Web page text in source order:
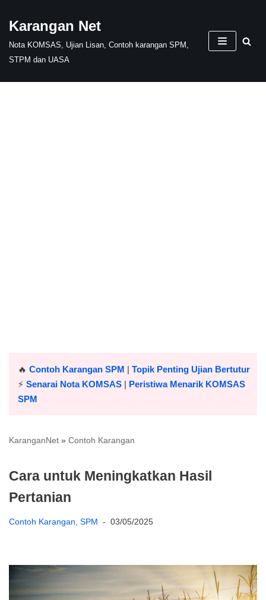
Skip
to
content
Karangan Net
Nota KOMSAS, Ujian Lisan, Contoh karangan SPM,
STPM dan UASA
🔥 Contoh Karangan SPM | Topik Penting Ujian Bertutur
⚡️ Senarai Nota KOMSAS | Peristiwa Menarik KOMSAS
SPM
KaranganNet » Contoh Karangan
Cara untuk Meningkatkan Hasil
Pertanian
Contoh Karangan, SPM 03/05/2025